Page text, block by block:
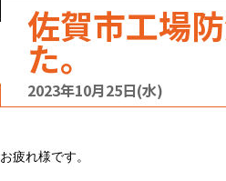
佐賀市工場
た。
2023年10月25日(水)
お疲れ様です。